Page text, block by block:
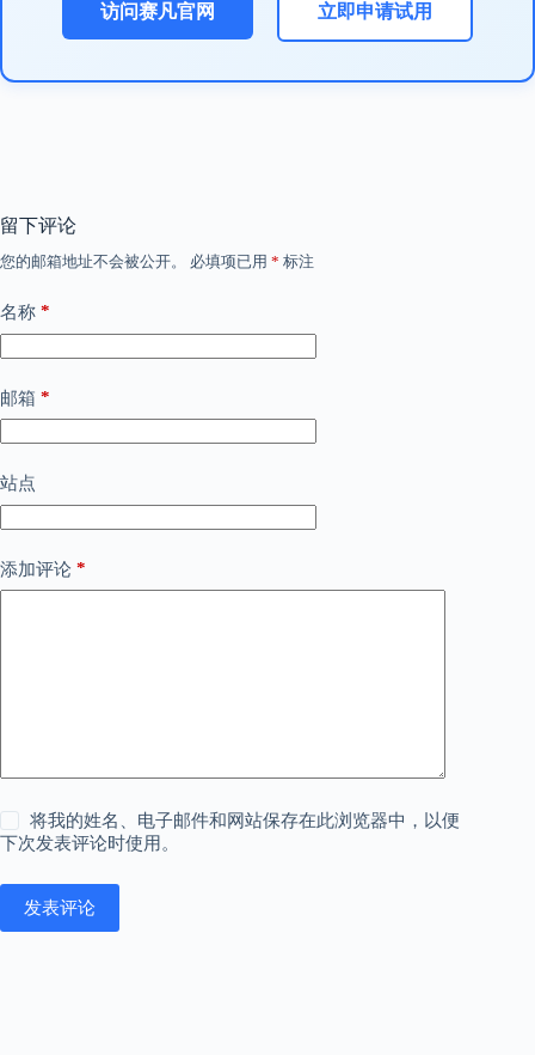
访问赛凡官网 立即申请试用
留下评论
您的邮箱地址不会被公开。 必填项已用 * 标注
名称 *
邮箱 *
站点
添加评论 *
将我的姓名、电子邮件和网站保存在此浏览器中，以便
下次发表评论时使用。
发表评论